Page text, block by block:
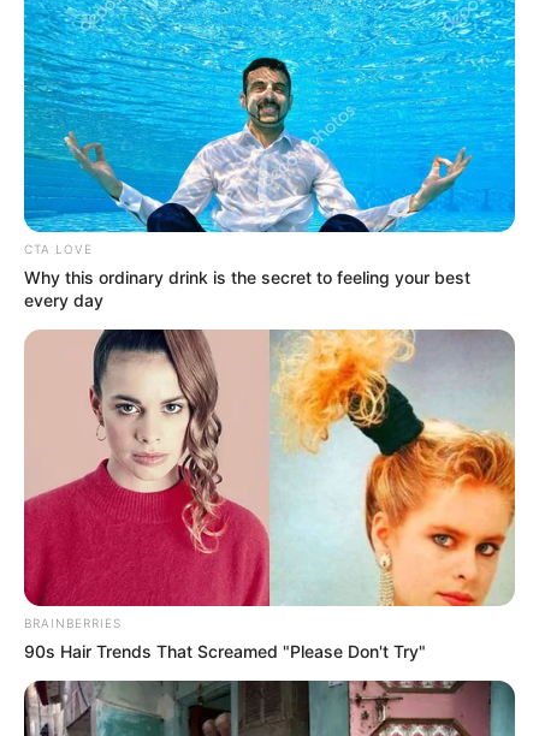
CTA LOVE
Why this ordinary drink is the secret to feeling your best
every day
BRAINBERRIES
90s Hair Trends That Screamed "Please Don't Try"